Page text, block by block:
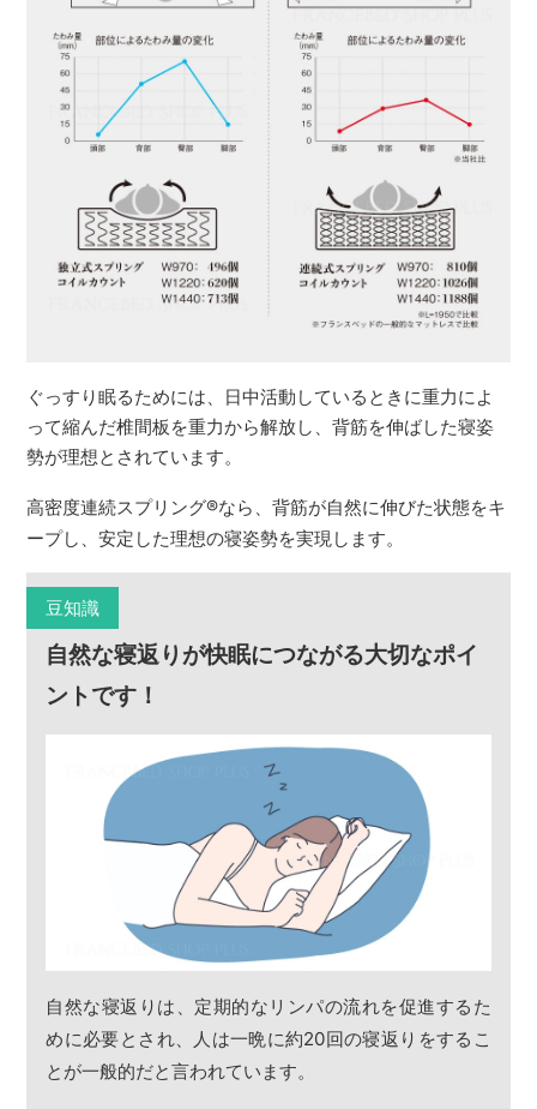
ぐっすり眠るためには、日中活動しているときに重力によ
って縮んだ椎間板を重力から解放し、背筋を伸ばした寝姿
勢が理想とされています。
高密度連続スプリング®なら、背筋が自然に伸びた状態をキ
ープし、安定した理想の寝姿勢を実現します。
豆知識
自然な寝返りが快眠につながる大切なポイ
ントです！
自然な寝返りは、定期的なリンパの流れを促進するた
めに必要とされ、人は一晩に約20回の寝返りをするこ
とが一般的だと言われています。